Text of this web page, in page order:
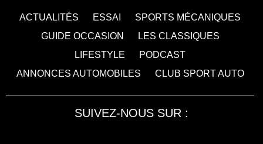
ACTUALITÉS ESSAI
SPORTS MÉCANIQUES
GUIDE OCCASION
LES CLASSIQUES
LIFESTYLE
PODCAST
ANNONCES AUTOMOBILES
CLUB SPORT AUTO
SUIVEZ-NOUS SUR :